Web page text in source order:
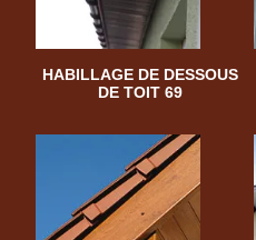
HABILLAGE DE DESSOUS
DE TOIT 69